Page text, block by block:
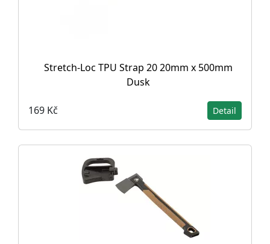
Stretch-Loc TPU Strap 20 20mm x 500mm
Dusk
169 Kč Detail